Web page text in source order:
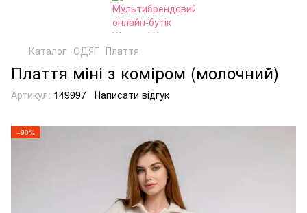
Каталог ОДЯГ Плаття
Плаття міні з коміром (молочний)
Артикул: 149997 Написати відгук
−90%